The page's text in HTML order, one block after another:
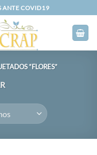
ANTE COVID19
“FLORES”